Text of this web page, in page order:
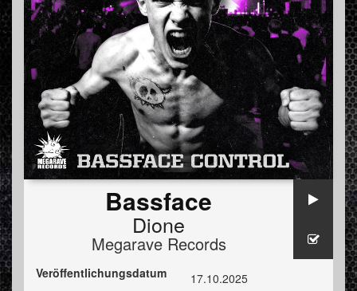
Bassface
Dione
Megarave Records
Veröffentlichungsdatum
17.10.2025